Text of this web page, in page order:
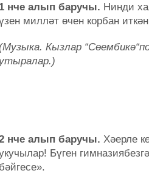
1 нче алып баручы. Нинди
милләт өчен корбан
Кызлар
утыралар.)
нче алып баручы. Хәерле
Бүген
бәйгесе».